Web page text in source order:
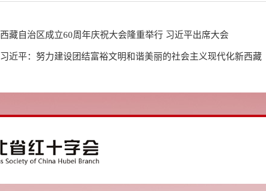
西藏自治区成立60周年庆祝大会隆重举行 习近平出席大会
习近平：努力建设团结富裕文明和谐美丽的社会主义现代化新西藏